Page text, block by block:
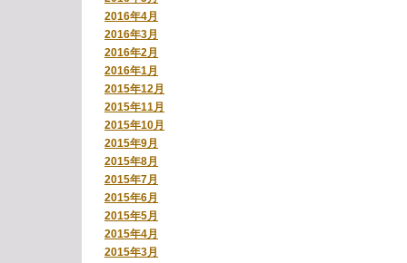
2016年4月
2016年3月
2016年2月
2016年1月
2015年12月
2015年11月
2015年10月
2015年9月
2015年8月
2015年7月
2015年6月
2015年5月
2015年4月
2015年3月